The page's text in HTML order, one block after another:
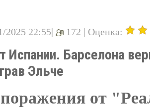
2025 22:55| 172 | Оценка:
Испании. Барселона
Эльче
от